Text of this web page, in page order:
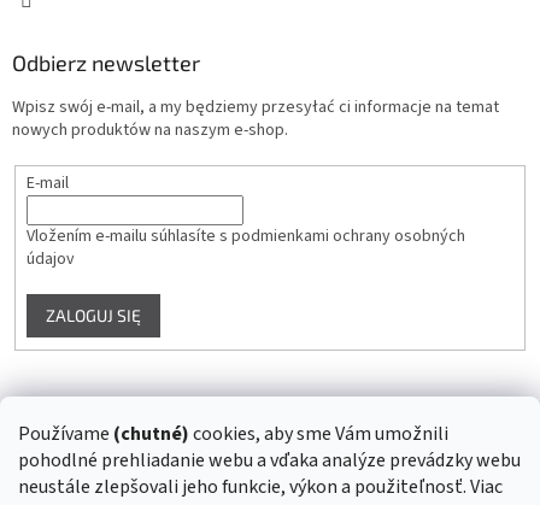
Používame (chutné)cookies, aby sme Vám umožnili
pohodlné prehliadanie webu a vďaka analýze prevádzky webu
neustále zlepšovali jeho funkcie, výkon a použiteľnosť. Viac
Odbierz newsletter
Wpisz swój e-mail, a my będziemy przesyłać ci informacje na temat
nowych produktów na naszym e-shop.
E-mail
Vložením e-mailu súhlasíte s podmienkami ochrany osobných
údajov
ZALOGUJ SIĘ
Śledź na Instagramie